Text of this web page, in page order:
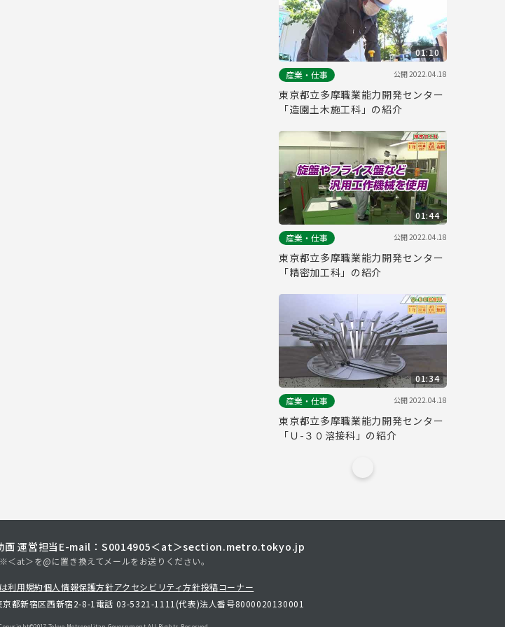
01:10
産業・仕事
公開2022.04.18
東京都立多摩職業能力開発センター
「造園土木施工科」の紹介
01:44
産業・仕事
公開2022.04.18
東京都立多摩職業能力開発センター
「精密加工科」の紹介
01:34
産業・仕事
公開2022.04.18
東京都立多摩職業能力開発センター
「Ｕ-３０溶接科」の紹介
運営担当 E-mail：S0014905＜at＞section.metro.tokyo.jp
※＜at＞を@に置き換えてメールをお送りください。
利用規約個人情報保護方針アクセシビリティ方針投稿コーナー
都新宿区西新宿2-8-1 電話 03-5321-1111(代表)法人番号8000020130001